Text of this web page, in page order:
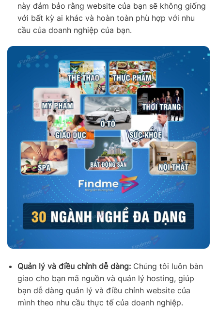
này đảm bảo rằng website của bạn sẽ không giống
với bất kỳ ai khác và hoàn toàn phù hợp với nhu
cầu của doanh nghiệp của bạn.
Quản lý và điều chỉnh dễ dàng:Chúng tôi luôn bàn
giao cho bạn mã nguồn và quản lý hosting, giúp
bạn dễ dàng quản lý và điều chỉnh website của
mình theo nhu cầu thực tế của doanh nghiệp.